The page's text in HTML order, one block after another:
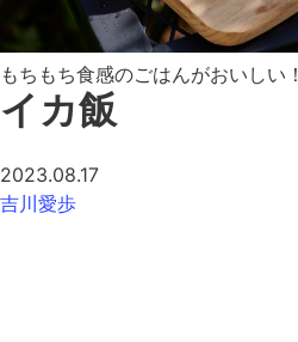
もちもち食感のごはんがおいしい！
イカ飯
2023.08.17
吉川愛歩